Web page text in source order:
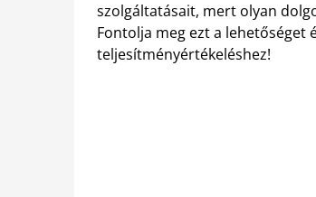
szolgáltatásait, mert olyan
Fontolja meg ezt a lehetőséget
teljesítményértékeléshez!